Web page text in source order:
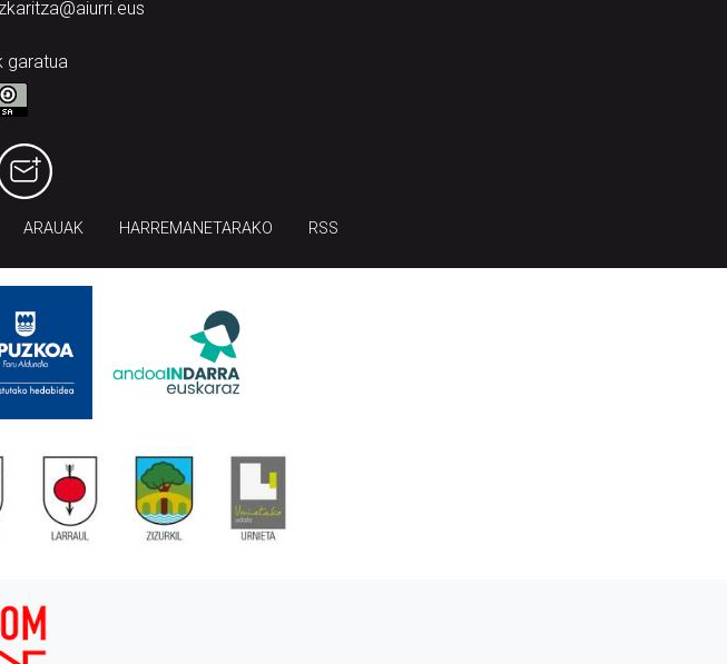
garatua
ARAUAK HARREMANETARAKO RSS